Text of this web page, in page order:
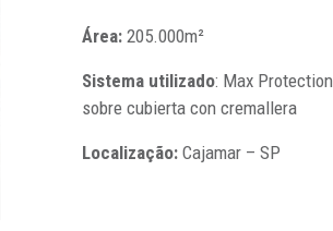
Área: 205.000m²
Sistema utilizado: Max Protection
sobre cubierta con cremallera
Localização: Cajamar – SP